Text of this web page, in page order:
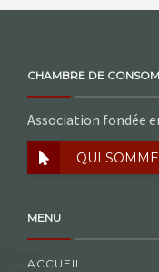
CHAMBRE DE
Association fondée
QUI
MENU
ACCUEIL